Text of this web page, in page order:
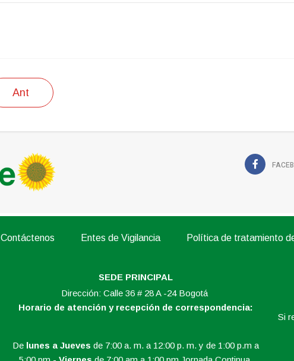
Ant
Contáctenos Entes de Vigilancia Política de tratamiento
SEDE PRINCIPAL
Dirección: Calle 36 # 28 A -24 Bogotá
Horario de atención y recepción de correspondencia:
De lunes a Jueves de 7:00 a. m. a 12:00 p. m. y de 1:00 p.m a
Si